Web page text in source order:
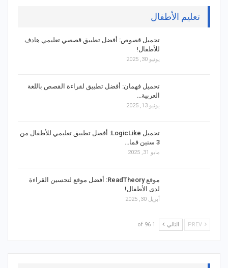
تعليم الأطفال
تحميل قصوص: أفضل تطبيق قصصي تعليمي هادف
للأطفال!
يونيو 30, 2025
تحميل فهمان: أفضل تطبيق لقراءة القصص باللغة
العربية…
يونيو 13, 2025
تحميل LogicLike: أفضل تطبيق تعليمي للأطفال من
3 سنين فما…
مايو 31, 2025
موقع ReadTheory: أفضل موقع لتحسين القراءة
لدى الأطفال!
أبريل 30, 2025
التالي 1 of 96